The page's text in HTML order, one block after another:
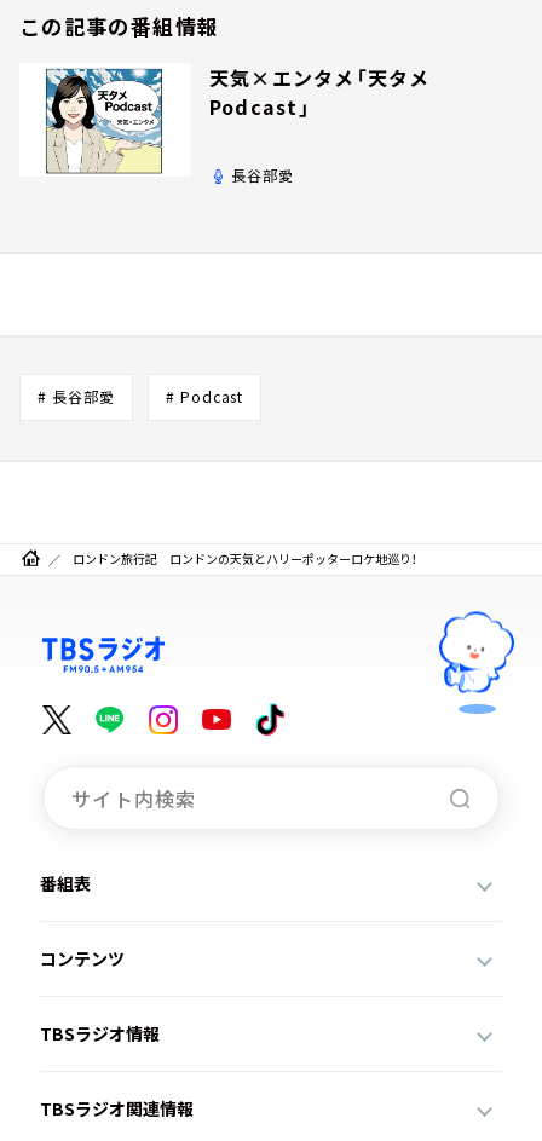
この記事の番組情報
天気×エンタメ「天タメ
Podcast」
長谷部愛
# 長谷部愛 # Podcast
ロンドン旅行記 ロンドンの天気とハリーポッターロケ地巡り！
番組表
コンテンツ
TBSラジオ情報
TBSラジオ関連情報